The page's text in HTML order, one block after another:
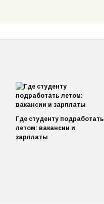
Где студенту подработать
летом: вакансии и
зарплаты